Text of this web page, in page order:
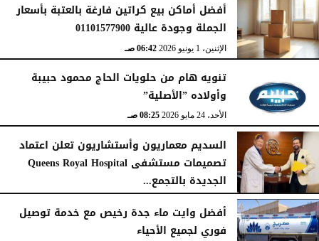
أفضل أماكن بيع كراتين فارغة بالعتبة بأسعار
الجملة وجودة عالية 01101577900
الإثنين، 1 يونيو 2026 06:42 صـ
تنويه هام من حلويات الحاج محمود حبيبة
وأولاده ”الأصلية”
الأحد، 24 مايو 2026 08:25 صـ
السديم معماريون وأستشاريون تعلن اعتماد
تصميمات مستشفى Queens Royal Hospital
الجديدة بالتجمع...
الأحد، 10 مايو 2026 08:40 صـ
أفضل وايت ماء جدة رخيص مع خدمة توصيل
فوري لجميع الأحياء